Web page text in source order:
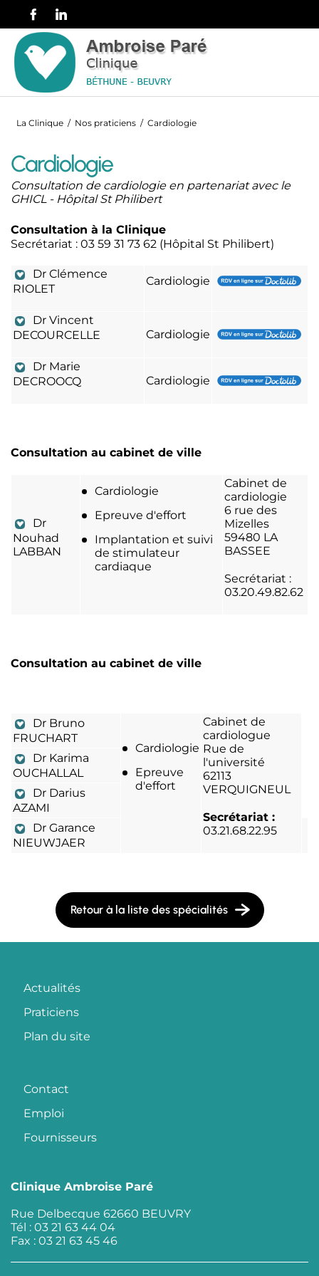
La Clinique/ Nos praticiens/ Cardiologie
Cardiologie
Consultation de cardiologie en partenariat avec le
GHICL - Hôpital St Philibert
Consultation à la Clinique
Secrétariat : 03 59 31 73 62 (Hôpital St Philibert)
Dr Clémence
RIOLET
Cardiologie
Dr Vincent
DECOURCELLE
Cardiologie
Dr Marie
DECROOCQ
Cardiologie
Consultation au cabinet de ville
Dr
Nouhad
LABBAN
Cardiologie
Epreuve d'effort
Implantation et suivi
de stimulateur
cardiaque
Cabinet de
cardiologie
6 rue des
Mizelles
59480 LA
BASSEE
Secrétariat :
03.20.49.82.62
Consultation au cabinet de ville
Dr Bruno
FRUCHART
Cardiologie
Epreuve
d'effort
Cabinet de
cardiologue
Rue de
l'université
62113
VERQUIGNEUL
Secrétariat :
03.21.68.22.95
Dr Karima
OUCHALLAL
Dr Darius
AZAMI
Dr Garance
NIEUWJAER
Retour à la liste des spécialités
Actualités
Praticiens
Plan du site
Contact
Emploi
Fournisseurs
Clinique Ambroise Paré
Rue Delbecque 62660 BEUVRY
Tél : 03 21 63 44 04
Fax : 03 21 63 45 46